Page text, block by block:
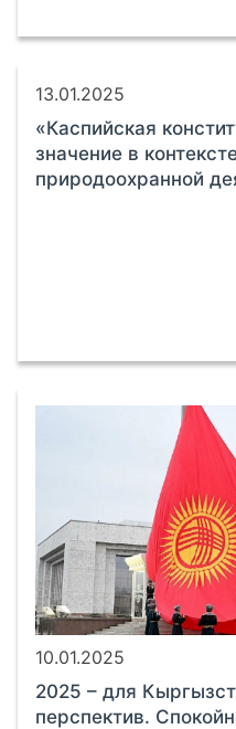
13.01.2025
«Каспийская
значение в
природоохранной
10.01.2025
2025 – для
перспектив.